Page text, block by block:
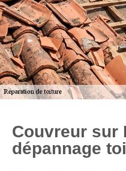
Couvreur sur
dépannage